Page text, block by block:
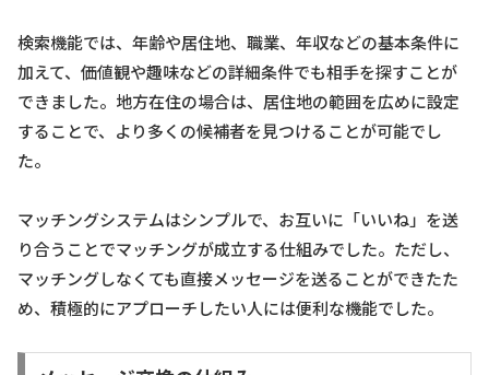
検索機能では、年齢や居住地、職業、年収などの基本条件に
加えて、価値観や趣味などの詳細条件でも相手を探すことが
できました。地方在住の場合は、居住地の範囲を広めに設定
することで、より多くの候補者を見つけることが可能でし
た。
マッチングシステムはシンプルで、お互いに「いいね」を送
り合うことでマッチングが成立する仕組みでした。ただし、
マッチングしなくても直接メッセージを送ることができたた
め、積極的にアプローチしたい人には便利な機能でした。